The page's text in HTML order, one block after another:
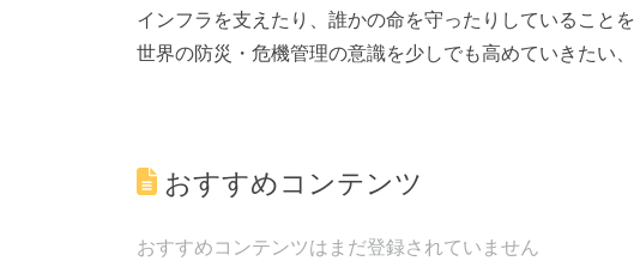
インフラを支えたり、誰かの命を守ったりしていること
世界の防災・危機管理の意識を少しでも高めていきたい、
おすすめコンテンツ
おすすめコンテンツはまだ登録されていません